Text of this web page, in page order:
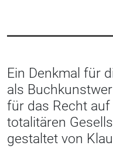
Ein Denkmal für
als
für das Recht
totalitären
gestaltet von